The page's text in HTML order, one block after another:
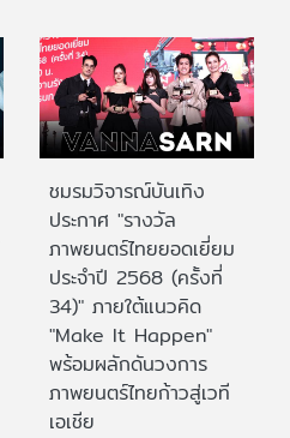
ชมรมวิจารณ์บันเทิง
ประกาศ "รางวัล
ภาพยนตร์ไทยยอดเยี่ยม
ประจําปี 2568 (ครั้งที่
34)" ภายใต้แนวคิด
"Make It Happen"
พร้อมผลักดันวงการ
ภาพยนตร์ไทยก้าวสู่เวที
เอเชีย